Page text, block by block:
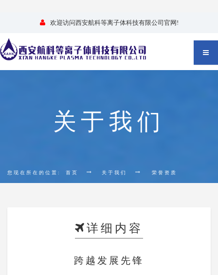
欢迎访问西安航科等离子体科技有限公司官网!
关于我们
您现在所在的位置: 首页 关于我们 荣誉资质
详细内容
跨越发展先锋